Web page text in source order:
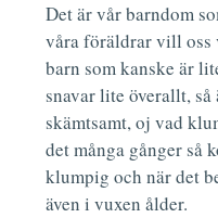
Det är vår barndom
våra föräldrar vill oss
barn som kanske är
snavar lite överallt,
skämtsamt, oj vad
det många gånger så
klumpig och när det
även i vuxen ålder.